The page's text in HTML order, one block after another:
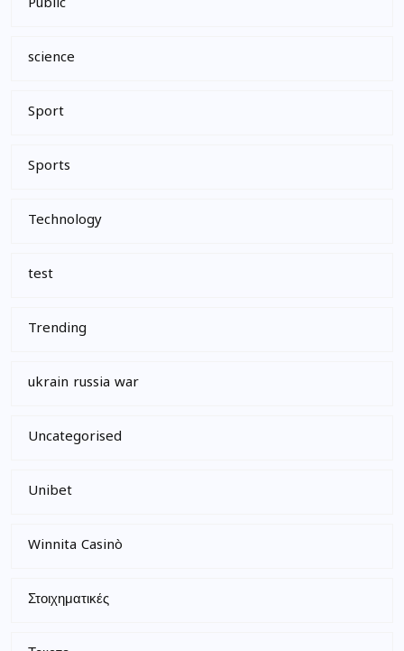
Public
science
Sport
Sports
Technology
test
Trending
ukrain russia war
Uncategorised
Unibet
Winnita Casinò
Στοιχηματικές